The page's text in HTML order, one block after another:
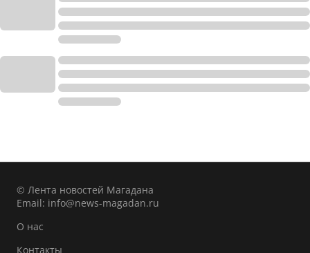
© Лента новостей Магадана
Email: info@news-magadan.ru
О нас
Контакты